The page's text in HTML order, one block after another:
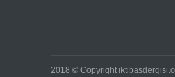
2018 © Copyright